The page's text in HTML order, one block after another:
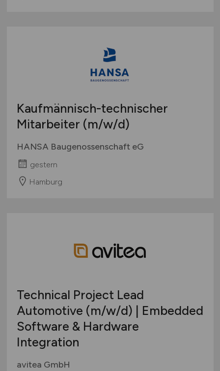
Kaufmännisch-technischer
Mitarbeiter (m/w/d)
HANSA Baugenossenschaft eG
gestern
Hamburg
Technical Project Lead
Automotive (m/w/d) | Embedded
Software & Hardware
Integration
avitea GmbH